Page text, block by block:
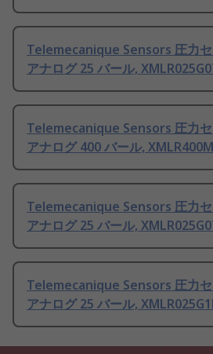
Telemecanique Sensors 圧力
アナログ 25 バール,
Telemecanique Sensors 圧力
アナログ 400 バール,
Telemecanique Sensors 圧力
アナログ 25 バール,
Telemecanique Sensors 圧力
アナログ 25 バール,